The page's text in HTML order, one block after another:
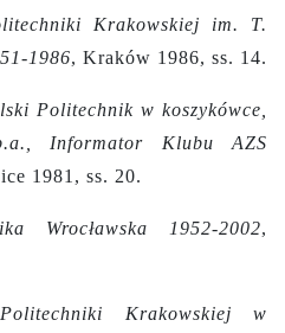
Krakowskiej im. T.
1986, Kraków 1986, ss. 14.
Politechnik w koszykówce,
Informator Klubu AZS
1981, ss. 20.
Wrocławska 1952-2002,
Krakowskiej w